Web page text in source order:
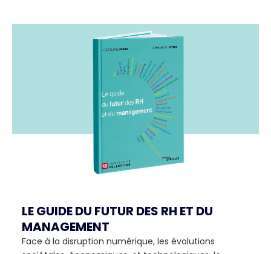
LE GUIDE DU FUTUR DES RH ET DU
MANAGEMENT
Face à la disruption numérique, les évolutions